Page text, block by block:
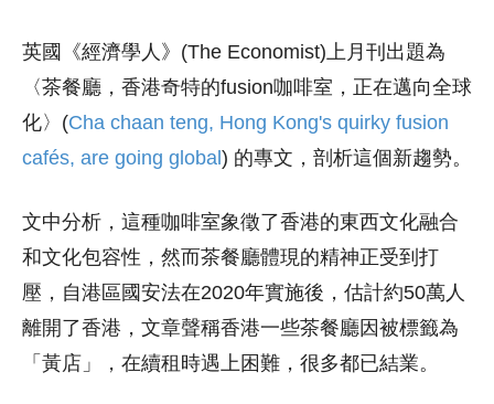
英國《經濟學人》(The Economist)上月刊出題為
〈茶餐廳，香港奇特的fusion咖啡室，正在邁向全球
化〉(Cha chaan teng, Hong Kong's quirky fusion
cafés, are going global) 的專文，剖析這個新趨勢。
文中分析，這種咖啡室象徵了香港的東西文化融合
和文化包容性，然而茶餐廳體現的精神正受到打
壓，自港區國安法在2020年實施後，估計約50萬人
離開了香港，文章聲稱香港一些茶餐廳因被標籤為
「黃店」，在續租時遇上困難，很多都已結業。